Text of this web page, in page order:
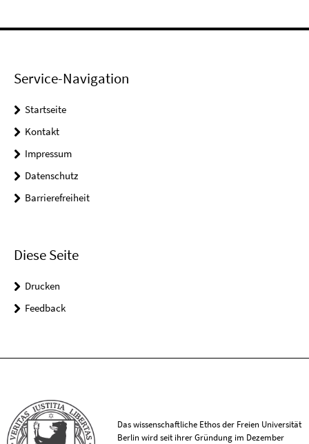
Service-Navigation
Startseite
Kontakt
Impressum
Datenschutz
Barrierefreiheit
Diese Seite
Drucken
Feedback
Das wissenschaftliche Ethos der Freien Universität
Berlin wird seit ihrer Gründung im Dezember